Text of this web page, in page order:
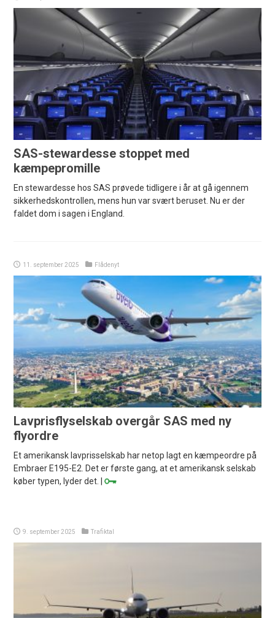
SAS-stewardesse stoppet med
kæmpepromille
En stewardesse hos SAS prøvede tidligere i år at gå igennem
sikkerhedskontrollen, mens hun var svært beruset. Nu er der
faldet dom i sagen i England.
11. september 2025 Flådenyt
Lavprisflyselskab overgår SAS med ny
flyordre
Et amerikansk lavprisselskab har netop lagt en kæmpeordre på
Embraer E195-E2. Det er første gang, at et amerikansk selskab
køber typen, lyder det. |
9. september 2025 Trafiktal